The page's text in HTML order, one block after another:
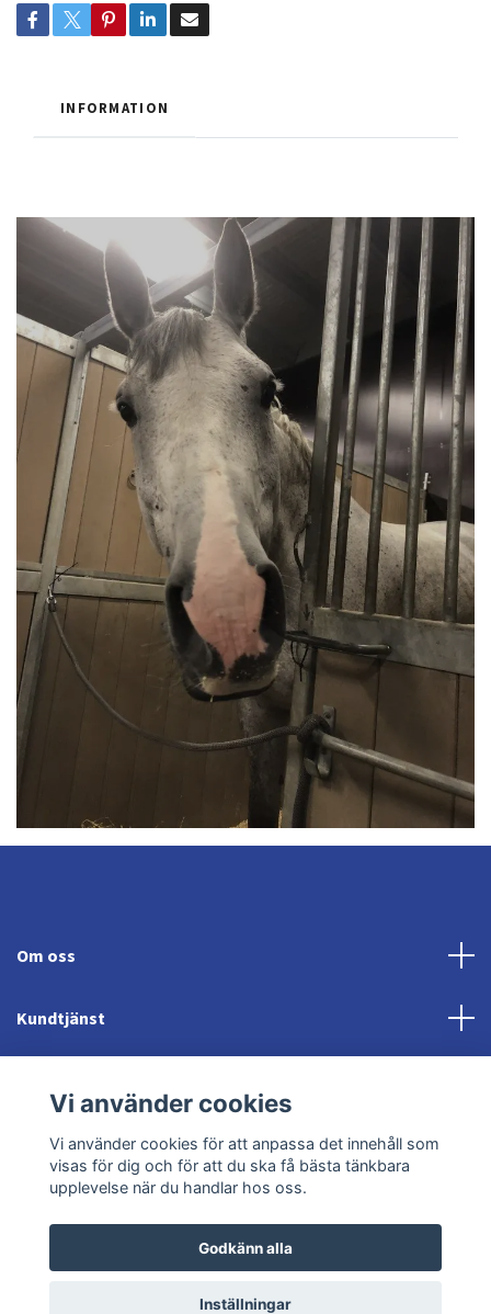
INFORMATION
Om oss
Kundtjänst
Sociala medier
© 2026 Jonröds EquishopPowered by Quickbutik
Vi använder cookies
Vi använder cookies för att anpassa det innehåll som
visas för dig och för att du ska få bästa tänkbara
upplevelse när du handlar hos oss.
Godkänn alla
Inställningar